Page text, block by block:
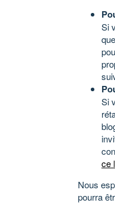
Si
Si
ce
Nous
pourra